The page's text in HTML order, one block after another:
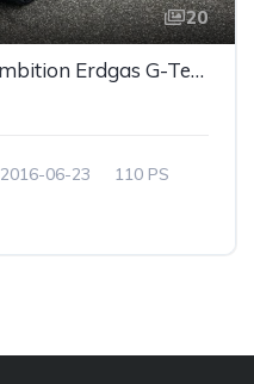
20
SKODA Octavia Kombi Ambition Erdgas G-Tec (CNG)
2016-06-23
110 PS